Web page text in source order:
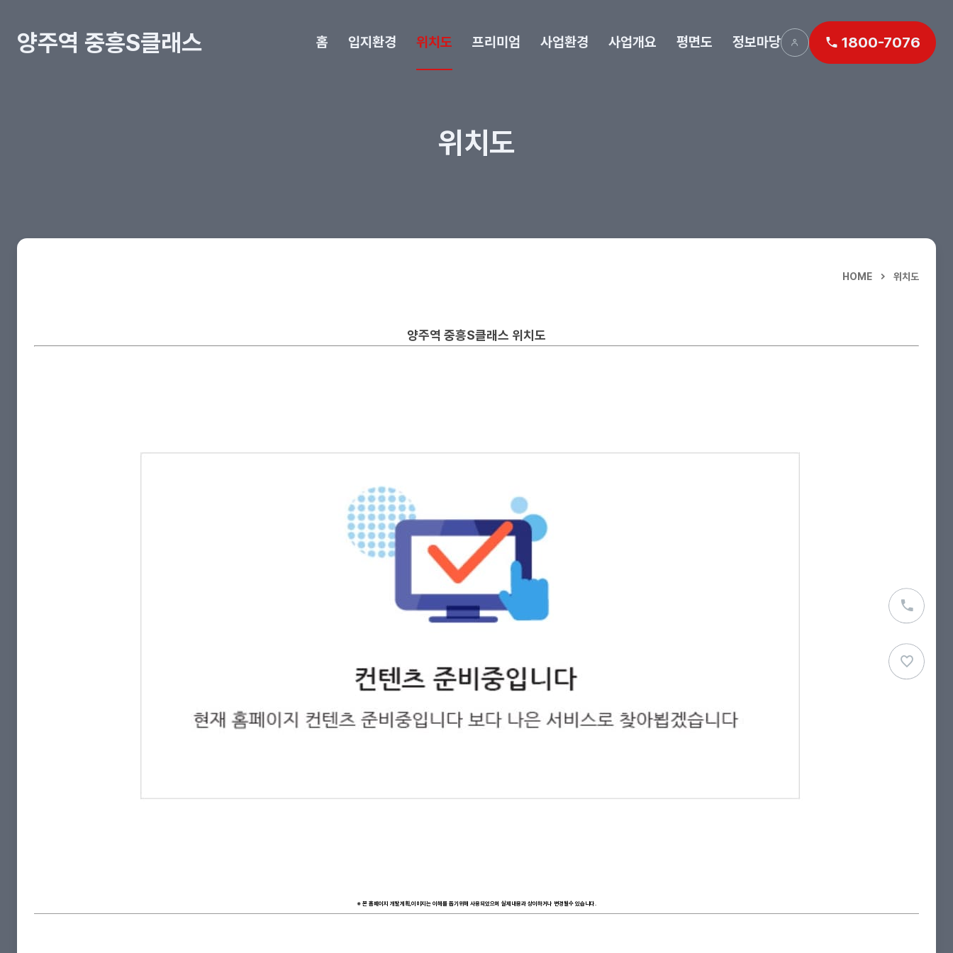
양주역 중흥S클래스 홈 입지환경 위치도 프리미엄 사업환경 사업개요 평면도 정보마당 1800-7076
위치도
HOME 위치도
양주역 중흥S클래스 위치도
※ 본 홈페이지 개발계획,이미지는 이해를 돕기위해 사용되었으며 실제내용과 상이하거나 변경될수 있습니다.